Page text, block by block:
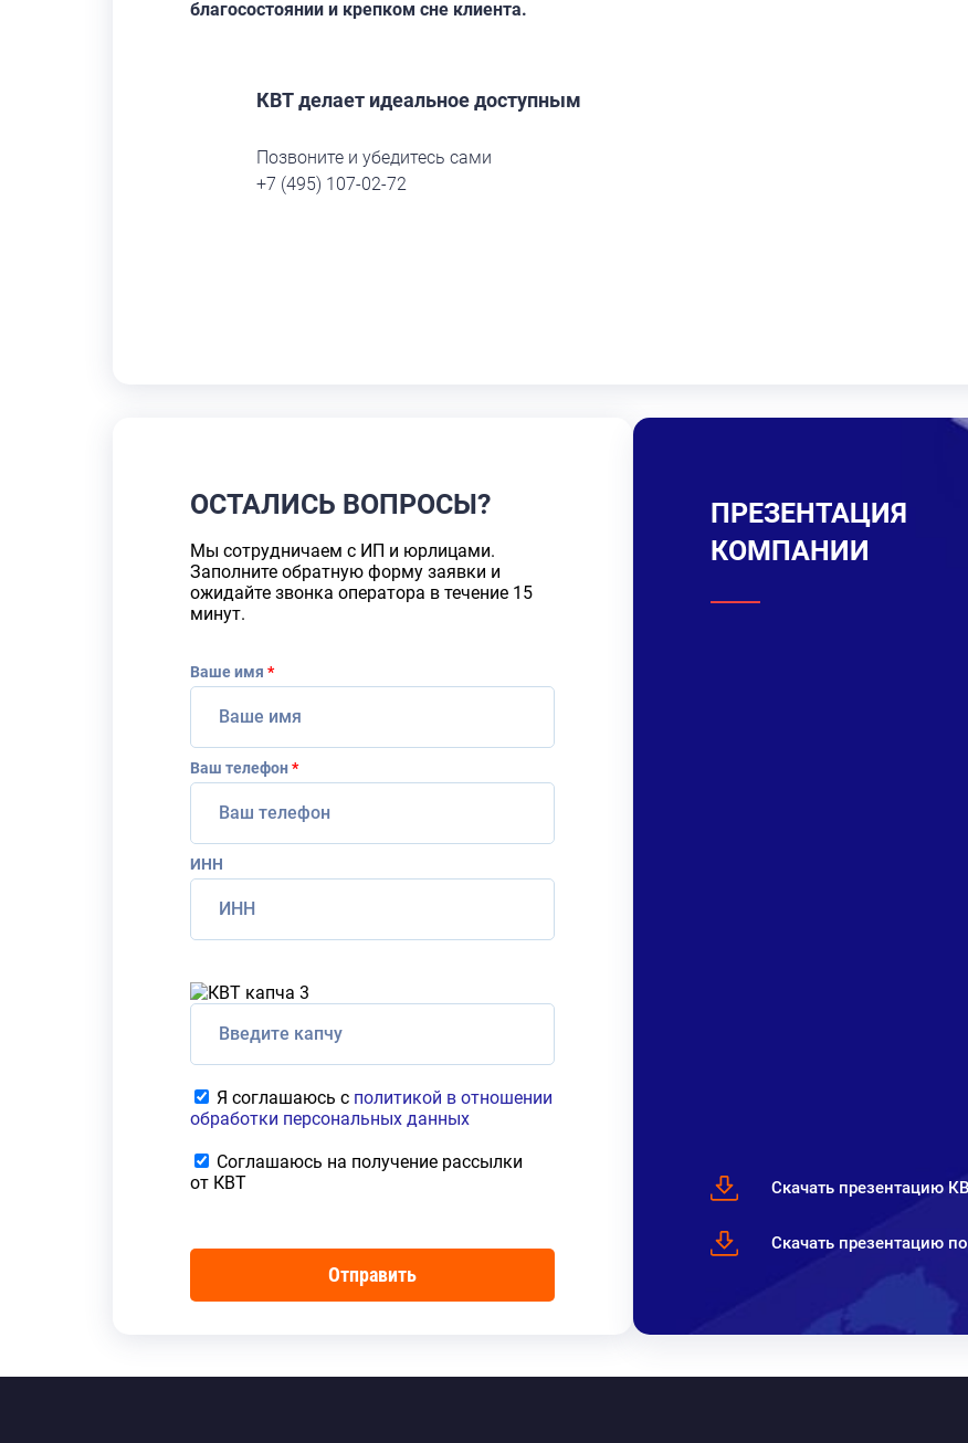
благосостоянии и крепком сне клиента.
КВТ делает идеальное доступным
Позвоните и убедитесь сами
+7 (495) 107-02-72
ОСТАЛИСЬ ВОПРОСЫ?
Мы сотрудничаем с ИП и юрлицами.
Заполните обратную форму заявки и
ожидайте звонка оператора в течение 15
минут.
Ваше имя *
Ваш телефон*
ИНН
Я соглашаюсь с политикой в отношении
обработки персональных данных
Соглашаюсь на получение рассылки
от КВТ
ПРЕЗЕНТАЦИЯ
КОМПАНИИ
Скачать презентацию
Скачать презентацию